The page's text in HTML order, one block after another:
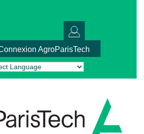
AgroParisTech
by Translate